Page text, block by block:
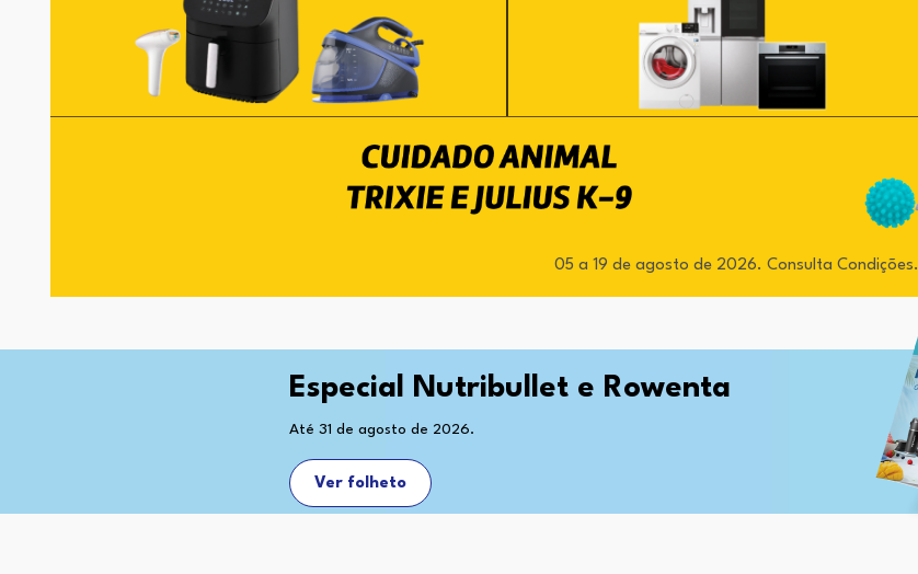
05 a 19 de agosto de 2026. Consulta Condições.
Especial Nutribullet e Rowenta
Até 31 de agosto de 2026.
Ver folheto